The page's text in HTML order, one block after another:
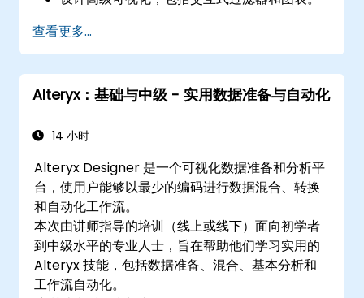
应用视觉故事讲述和报告自定义的最佳实践。
查看更多...
Alteryx：基础与中级 - 实用数据准备与自动化
14 小时
Alteryx Designer 是一个可视化数据准备和分析平
台，使用户能够以最少的编码进行数据混合、转换
和自动化工作流。
本次由讲师指导的培训（线上或线下）面向初学者
到中级水平的专业人士，旨在帮助他们学习实用的
Alteryx 技能，包括数据准备、混合、基本分析和
工作流自动化。